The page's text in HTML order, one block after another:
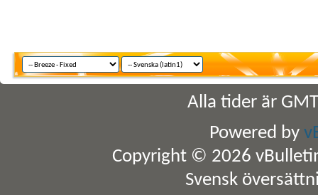
Alla tider är
Powered by
Copyright © 2026
Svensk